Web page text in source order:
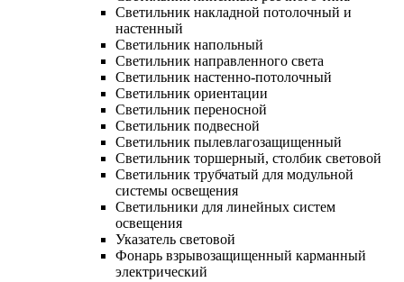
Светильник накладной потолочный и
настенный
Светильник напольный
Светильник направленного света
Светильник настенно-потолочный
Светильник ориентации
Светильник переносной
Светильник подвесной
Светильник пылевлагозащищенный
Светильник торшерный, столбик световой
Светильник трубчатый для модульной
системы освещения
Светильники для линейных систем
освещения
Указатель световой
Фонарь взрывозащищенный карманный
электрический